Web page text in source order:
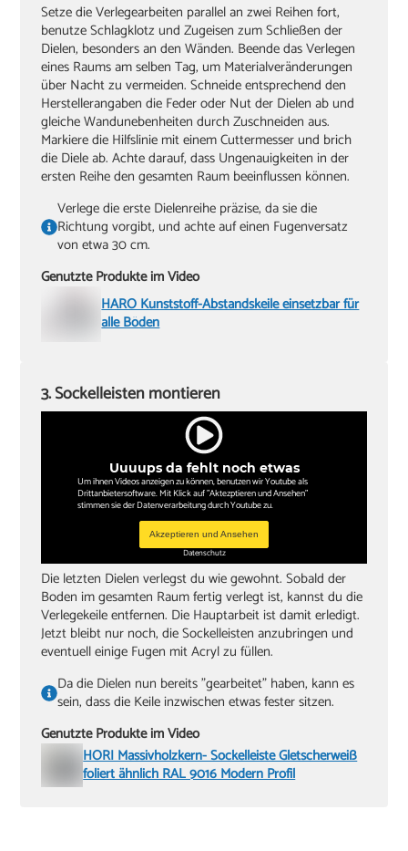
Setze die Verlegearbeiten parallel an zwei Reihen fort,
benutze Schlagklotz und Zugeisen zum Schließen der
Dielen, besonders an den Wänden. Beende das Verlegen
eines Raums am selben Tag, um Materialveränderungen
über Nacht zu vermeiden. Schneide entsprechend den
Herstellerangaben die Feder oder Nut der Dielen ab und
gleiche Wandunebenheiten durch Zuschneiden aus.
Markiere die Hilfslinie mit einem Cuttermesser und brich
die Diele ab. Achte darauf, dass Ungenauigkeiten in der
ersten Reihe den gesamten Raum beeinflussen können.
Verlege die erste Dielenreihe präzise, da sie die
Richtung vorgibt, und achte auf einen Fugenversatz
von etwa 30 cm.
Genutzte Produkte im Video
HARO Kunststoff-Abstandskeile einsetzbar für
alle Böden
Uuuups da fehlt noch etwas
Um ihnen Videos anzeigen zu können, benutzen wir Youtube als
Drittanbietersoftware. Mit Klick auf "Aktezptieren und Ansehen"
stimmen sie der Datenverarbeitung durch Youtube zu.
Akzeptieren und Ansehen
Datenschutz
3. Sockelleisten montieren
Die letzten Dielen verlegst du wie gewohnt. Sobald der
Boden im gesamten Raum fertig verlegt ist, kannst du die
Verlegekeile entfernen. Die Hauptarbeit ist damit erledigt.
Jetzt bleibt nur noch, die Sockelleisten anzubringen und
eventuell einige Fugen mit Acryl zu füllen.
Da die Dielen nun bereits "gearbeitet" haben, kann es
sein, dass die Keile inzwischen etwas fester sitzen.
Genutzte Produkte im Video
HORI Massivholzkern- Sockelleiste Gletscherweiß
foliert ähnlich RAL 9016 Modern Profil